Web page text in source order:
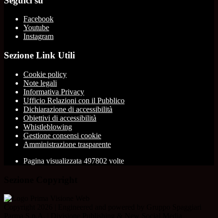
Facebook
Youtube
Instagram
Sezione Link Utili
Cookie policy
Note legali
Informativa Privacy
Ufficio Relazioni con il Pubblico
Dichiarazione di accessibilità
Obiettivi di accessibilità
Whistleblowing
Gestione consensi cookie
Amministrazione trasparente
Pagina visualizzata 497802 volte